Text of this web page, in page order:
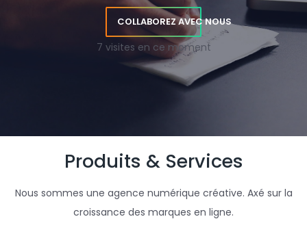
COLLABOREZ AVEC NOUS
7 visites en ce moment
Produits & Services
Nous sommes une agence numérique créative. Axé sur la
croissance des marques en ligne.